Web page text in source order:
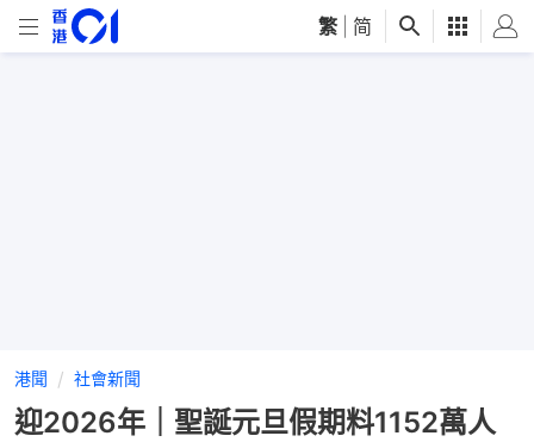
繁 简
港聞 社會新聞
迎2026年｜聖誕元旦假期料1152萬人